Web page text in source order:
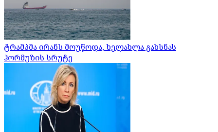
ტრამპმა ირანს მოუწოდა, ხელახლა გახსნას
ჰორმუზის სრუტე